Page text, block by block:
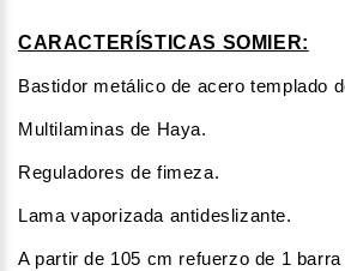
CARACTERÍSTICAS SOMIER:
Bastidor metálico de acero templado
Multilaminas de Haya.
Reguladores de fimeza.
Lama vaporizada antideslizante.
A partir de 105 cm refuerzo de 1